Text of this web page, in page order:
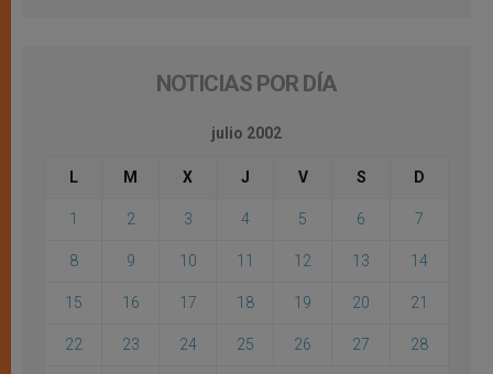
NOTICIAS POR DÍA
julio 2002
L M X J V S D
1 2 3 4 5 6 7
8 9 10 11 12 13 14
15 16 17 18 19 20 21
22 23 24 25 26 27 28